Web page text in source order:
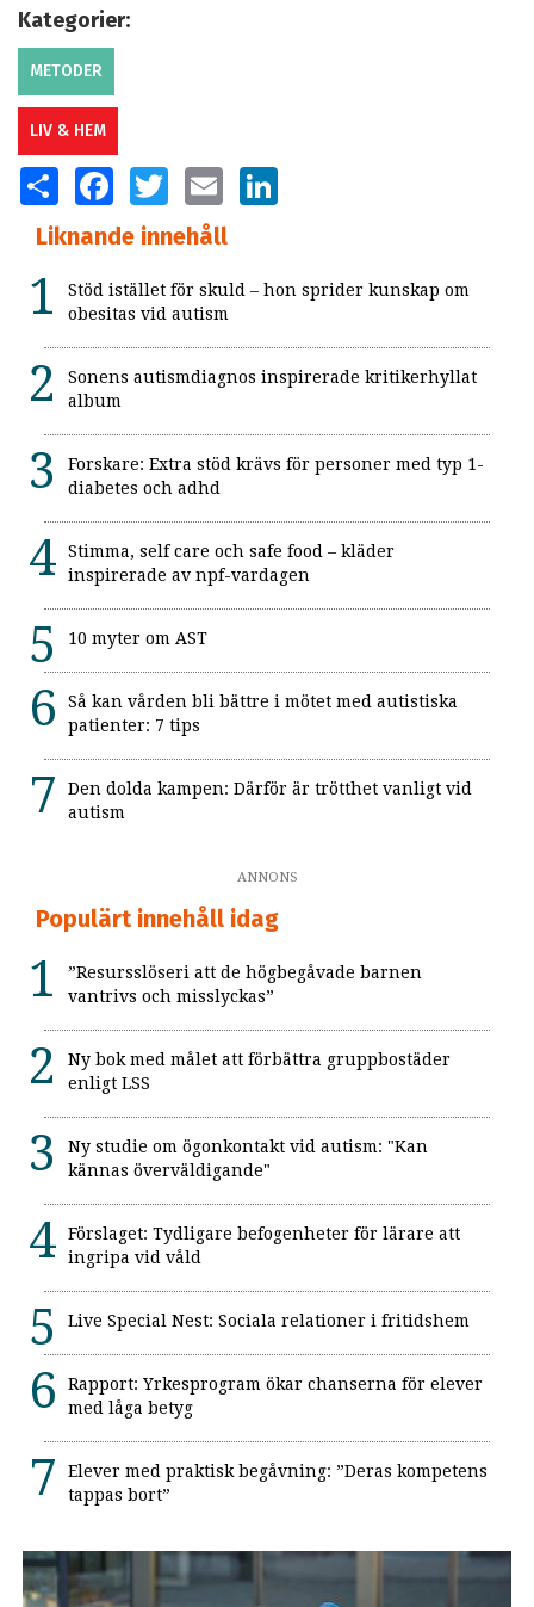
Kategorier:
METODER
LIV & HEM
SHARE FACEBOOKTWITTER EMAIL
Liknande innehåll
Stöd istället för skuld – hon sprider kunskap om
obesitas vid autism
Sonens autismdiagnos inspirerade kritikerhyllat
album
Forskare: Extra stöd krävs för personer med typ 1-
diabetes och adhd
Stimma, self care och safe food – kläder
inspirerade av npf-vardagen
10 myter om AST
Så kan vården bli bättre i mötet med autistiska
patienter: 7 tips
Den dolda kampen: Därför är trötthet vanligt vid
autism
ANNONS
Populärt innehåll idag
”Resursslöseri att de högbegåvade barnen
vantrivs och misslyckas”
Ny bok med målet att förbättra gruppbostäder
enligt LSS
Ny studie om ögonkontakt vid autism: "Kan
kännas överväldigande"
Förslaget: Tydligare befogenheter för lärare att
ingripa vid våld
Live Special Nest: Sociala relationer i fritidshem
Rapport: Yrkesprogram ökar chanserna för elever
med låga betyg
Elever med praktisk begåvning: ”Deras kompetens
tappas bort”